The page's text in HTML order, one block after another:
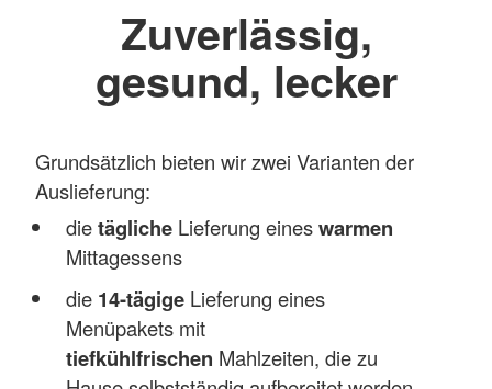
Zuverlässig,
gesund, lecker
Grundsätzlich bieten wir zwei Varianten der
Auslieferung:
dietäglicheLieferung eineswarmen
Mittagessens
die 14-tägige Lieferung eines
Menüpakets mit
tiefkühlfrischen Mahlzeiten, die zu